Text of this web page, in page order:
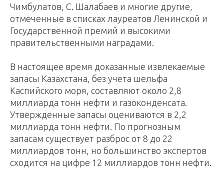
Чимбулатов, С. Шалабаев и многие другие,
отмеченные в списках лауреатов Ленинской и
Государственной премий и высокими
правительственными наградами.
В настоящее время доказанные извлекаемые
запасы Казахстана, без учета шельфа
Каспийского моря, составляют около 2,8
миллиарда тонн нефти и газоконденсата.
Утвержденные запасы оцениваются в 2,2
миллиарда тонн нефти. По прогнозным
запасам существует разброс от 8 до 22
миллиардов тонн, но большинство экспертов
сходится на цифре 12 миллиардов тонн нефти.